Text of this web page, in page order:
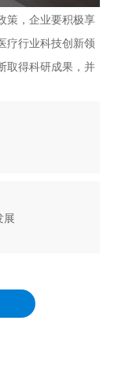
，企业要积极享
疗行业科技创新领
取得科研成果，并
展